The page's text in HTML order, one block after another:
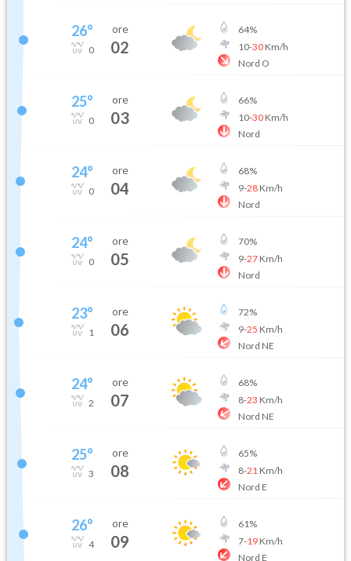
26°
0
ore
02
64%
10-30Km/h
Nord O
25°
0
ore
03
66%
10-30Km/h
Nord
24°
0
ore
04
68%
9-28Km/h
Nord
24°
0
ore
05
70%
9-27Km/h
Nord
23°
1
ore
06
72%
9-25 Km/h
Nord NE
24°
2
ore
07
68%
8-23 Km/h
Nord NE
25°
3
ore
08
65%
8-21 Km/h
Nord E
26°
4
ore
09
61%
7-19Km/h
Nord E